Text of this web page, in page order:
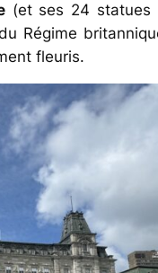
(et ses 24 statues
Régime
fleuris.